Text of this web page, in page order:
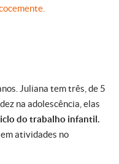
Juliana tem três, de 5
na adolescência, elas
do trabalho infantil.
atividades no